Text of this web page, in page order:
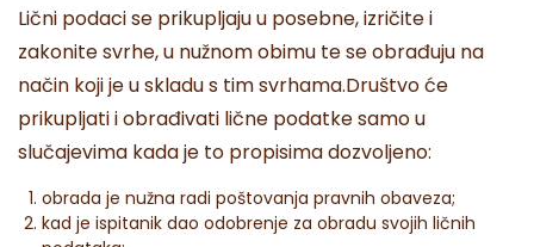
Lični podaci se prikupljaju u posebne, izričite i
zakonite svrhe, u nužnom obimu te se obrađuju na
način koji je u skladu s tim svrhama.Društvo će
prikupljati i obrađivati lične podatke samo u
slučajevima kada je to propisima dozvoljeno:
obrada je nužna radi poštovanja pravnih obaveza;
kad je ispitanik dao odobrenje za obradu svojih ličnih